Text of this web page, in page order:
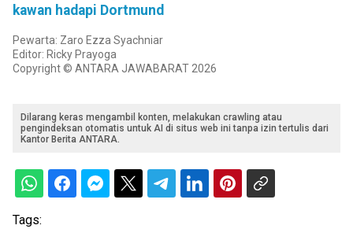
kawan hadapi Dortmund
Pewarta: Zaro Ezza Syachniar
Editor: Ricky Prayoga
Copyright © ANTARA JAWABARAT 2026
Dilarang keras mengambil konten, melakukan crawling atau
pengindeksan otomatis untuk AI di situs web ini tanpa izin tertulis dari
Kantor Berita ANTARA.
Tags: